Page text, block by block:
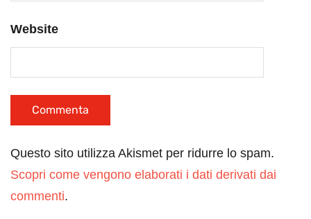
Website
Questo sito utilizza Akismet per ridurre lo spam.
Scopri come vengono elaborati i dati derivati dai
commenti.